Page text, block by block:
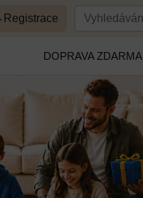
Registrace
DOPRAVA ZDARMA